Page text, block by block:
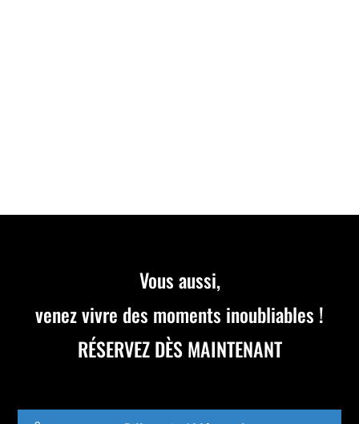
Vous aussi,
venez vivre des moments inoubliables !
RÉSERVEZ DÈS MAINTENANT